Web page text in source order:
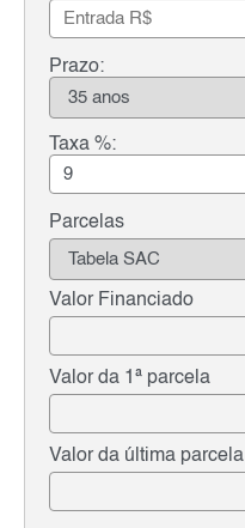
Prazo:
Taxa %:
Parcelas
Valor Financiado
Valor da 1ª parcela
Valor da última parcela